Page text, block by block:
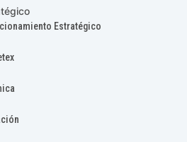
Estratégico